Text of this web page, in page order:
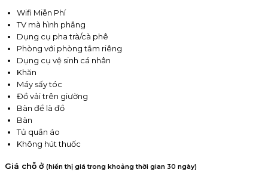
Wifi Miễn Phí
TV mà hình phẳng
Dụng cụ pha trà/cà phê
Phòng với phòng tắm riêng
Dụng cụ vệ sinh cá nhân
Khăn
Máy sấy tóc
Đồ vải trên giường
Bàn để là đồ
Bàn
Tủ quần áo
Không hút thuốc
Giá chỗ ở (hiển thị giá trong khoảng thời gian 30 ngày)